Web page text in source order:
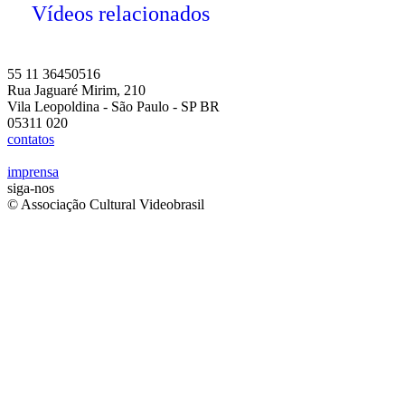
Vídeos relacionados
55 11 36450516
Rua Jaguaré Mirim, 210
Vila Leopoldina - São Paulo - SP BR
05311 020
contatos
imprensa
siga-nos
© Associação Cultural Videobrasil